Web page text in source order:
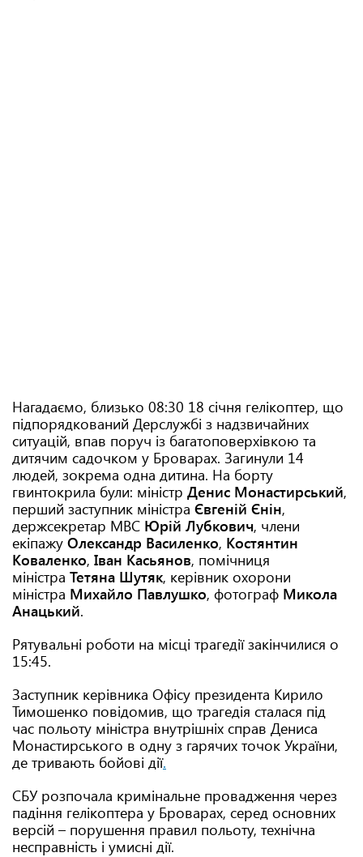
Нагадаємо, близько 08:30 18 січня гелікоптер, що
підпорядкований Дерслужбі з надзвичайних
ситуацій, впав поруч із багатоповерхівкою та
дитячим садочком у Броварах. Загинули 14
людей, зокрема одна дитина. На борту
гвинтокрила були: міністр Денис Монастирський,
перший заступник міністра Євгеній Єнін,
держсекретар МВС Юрій Лубкович, члени
екіпажу Олександр Василенко, Костянтин
Коваленко, Іван Касьянов, помічниця
міністра Тетяна Шутяк, керівник охорони
міністра Михайло Павлушко, фотограф Микола
Анацький.
Рятувальні роботи на місці трагедії закінчилися о
15:45.
Заступник керівника Офісу президента Кирило
Тимошенко повідомив, що трагедія сталася під
час польоту міністра внутрішніх справ Дениса
Монастирського в одну з гарячих точок України,
де тривають бойові дії.
СБУ розпочала кримінальне провадження через
падіння гелікоптера у Броварах, серед основних
версій – порушення правил польоту, технічна
несправність і умисні дії.